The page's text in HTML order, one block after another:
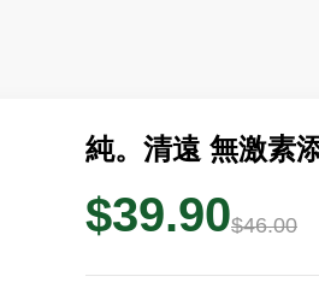
純。清遠 無激素
$39.90$46.00